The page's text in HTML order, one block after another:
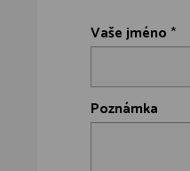
Vaše jméno *
Poznámka